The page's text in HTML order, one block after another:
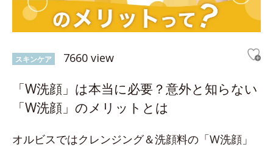
スキンケア 7660 view
「W洗顔」は本当に必要？意外と知らない
「W洗顔」のメリットとは
オルビスではクレンジング＆洗顔料の「W洗顔」